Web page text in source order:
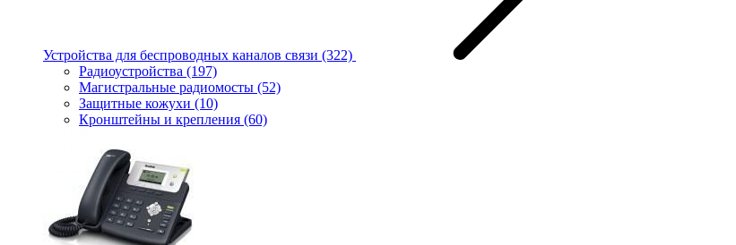
Устройства для беспроводных каналов связи (322)
Радиоустройства (197)
Магистральные радиомосты (52)
Защитные кожухи (10)
Кронштейны и крепления (60)